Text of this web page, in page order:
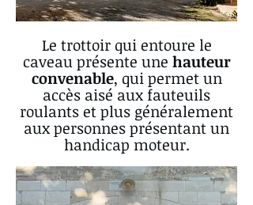
Le trottoir qui entoure le
caveau présente une hauteur
convenable, qui permet un
accès aisé aux fauteuils
roulants et plus généralement
aux personnes présentant un
handicap moteur.